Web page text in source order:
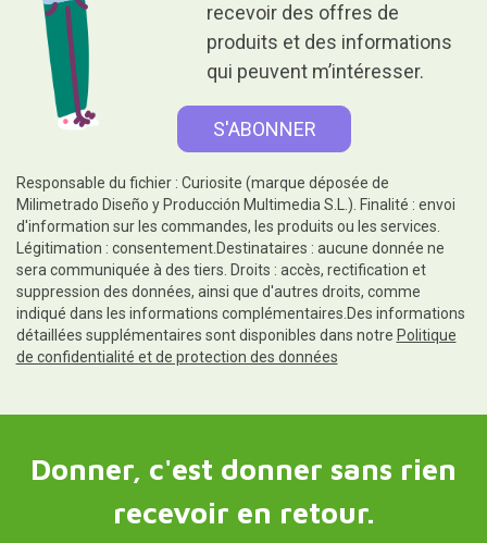
recevoir des offres de
produits et des informations
qui peuvent m’intéresser.
Responsable du fichier : Curiosite (marque déposée de
Milimetrado Diseño y Producción Multimedia S.L.). Finalité : envoi
d'information sur les commandes, les produits ou les services.
Légitimation : consentement.Destinataires : aucune donnée ne
sera communiquée à des tiers. Droits : accès, rectification et
suppression des données, ainsi que d'autres droits, comme
indiqué dans les informations complémentaires.Des informations
détaillées supplémentaires sont disponibles dans notre Politique
de confidentialité et de protection des données
Donner, c'est donner sans rien
recevoir en retour.